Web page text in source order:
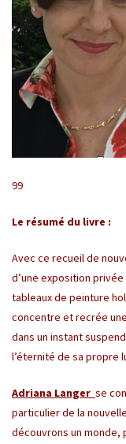
99
Le résumé du livre :
Avec ce recueil de
d’une exposition
tableaux de peinture
concentre et recrée
dans un instant
l’éternité de sa propre
Adriana Langer se
particulier de la
découvrons un monde,